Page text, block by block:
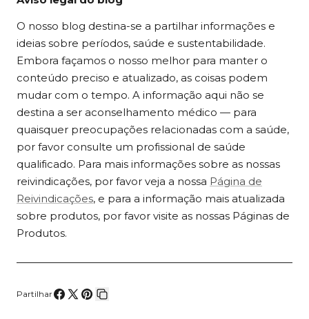
O nosso blog destina-se a partilhar informações e
ideias sobre períodos, saúde e sustentabilidade.
Embora façamos o nosso melhor para manter o
conteúdo preciso e atualizado, as coisas podem
mudar com o tempo. A informação aqui não se
destina a ser aconselhamento médico — para
quaisquer preocupações relacionadas com a saúde,
por favor consulte um profissional de saúde
qualificado. Para mais informações sobre as nossas
reivindicações, por favor veja a nossa Página de
Reivindicações, e para a informação mais atualizada
sobre produtos, por favor visite as nossas Páginas de
Produtos.
Partilhar